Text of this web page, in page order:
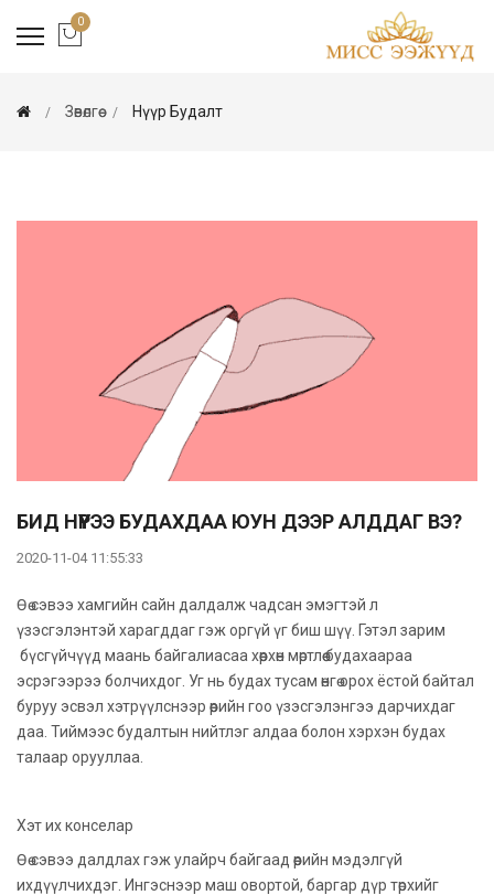
0
Зөвөлгөө Нүүр Будалт
БИД НҮҮРЭЭ БУДАХДАА ЮУН ДЭЭР АЛДДАГ ВЭ?
2020-11-04 11:55:33
Өө сэвээ хамгийн сайн далдалж чадсан эмэгтэй л
үзэсгэлэнтэй харагддаг гэж оргүй үг биш шүү. Гэтэл зарим
бүсгүйчүүд маань байгалиасаа хөөрхөн мөртлөө будахаараа
эсрэгээрээ болчихдог. Уг нь будах тусам өнгө орох ёстой байтал
буруу эсвэл хэтрүүлснээр өөрийн гоо үзэсгэлэнгээ дарчихдаг
даа. Тиймээс будалтын нийтлэг алдаа болон хэрхэн будах
талаар орууллаа.
Хэт их конселар
Өө сэвээ далдлах гэж улайрч байгаад өөрийн мэдэлгүй
ихдүүлчихдэг. Ингэснээр маш овортой, баргар дүр төрхийг